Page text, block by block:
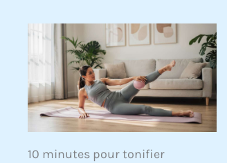
10 minutes pour tonifier